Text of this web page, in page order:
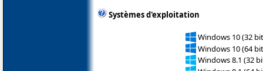
Systèmes d'exploitation
Windows 10 (32
Windows 10 (64
Windows 8.1 (32